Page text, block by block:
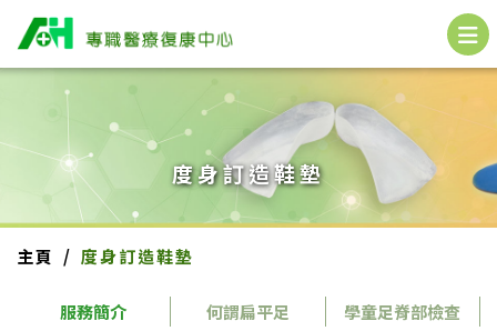
度身訂造鞋墊
主頁 度身訂造鞋墊
服務簡介 何謂扁平足
學童足脊部檢查